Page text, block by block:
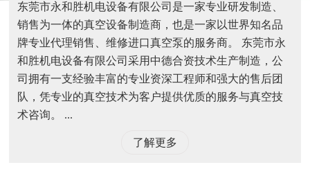
东莞市永和胜机电设备有限公司是一家专业研发制造、
销售为一体的真空设备制造商，也是一家以世界知名品
牌专业代理销售、维修进口真空泵的服务商。 东莞市永
和胜机电设备有限公司采用中德合资技术生产制造，公
司拥有一支经验丰富的专业资深工程师和强大的售后团
队，凭专业的真空技术为客户提供优质的服务与真空技
术咨询。 ...
了解更多